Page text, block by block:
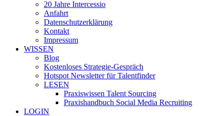
20 Jahre Intercessio
Anfahrt
Datenschutzerklärung
Kontakt
Impressum
WISSEN
Blog
Kostenloses Strategie-Gespräch
Hotspot Newsletter für Talentfinder
LESEN
Praxiswissen Talent Sourcing
Praxishandbuch Social Media Recruiting
LOGIN